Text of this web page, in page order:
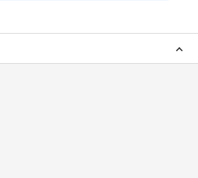
토지이용계획